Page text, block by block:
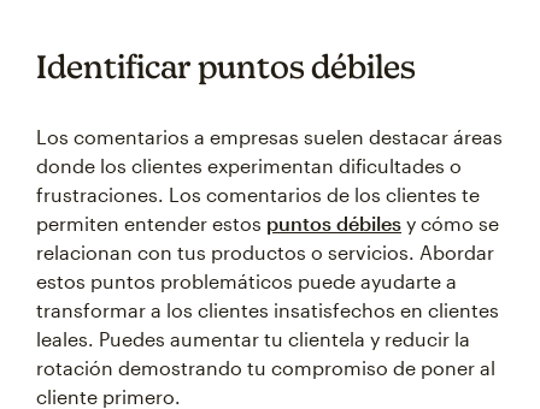
Identificar puntos débiles
Los comentarios a empresas suelen destacar áreas
donde los clientes experimentan dificultades o
frustraciones. Los comentarios de los clientes te
permiten entender estos puntos débiles y cómo se
relacionan con tus productos o servicios. Abordar
estos puntos problemáticos puede ayudarte a
transformar a los clientes insatisfechos en clientes
leales. Puedes aumentar tu clientela y reducir la
rotación demostrando tu compromiso de poner al
cliente primero.